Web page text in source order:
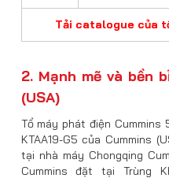
Tải catalogue của
2. Mạnh mẽ và bền
(USA)
Tổ máy phát điện Cummins
KTAA19-G5 của Cummins
tại nhà máy Chongqing
Cummins đặt tại Trùng